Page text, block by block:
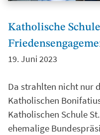
Katholische
19. Juni 2023
Da strahlten nicht nur
Katholischen
Katholischen Schule
ehemalige